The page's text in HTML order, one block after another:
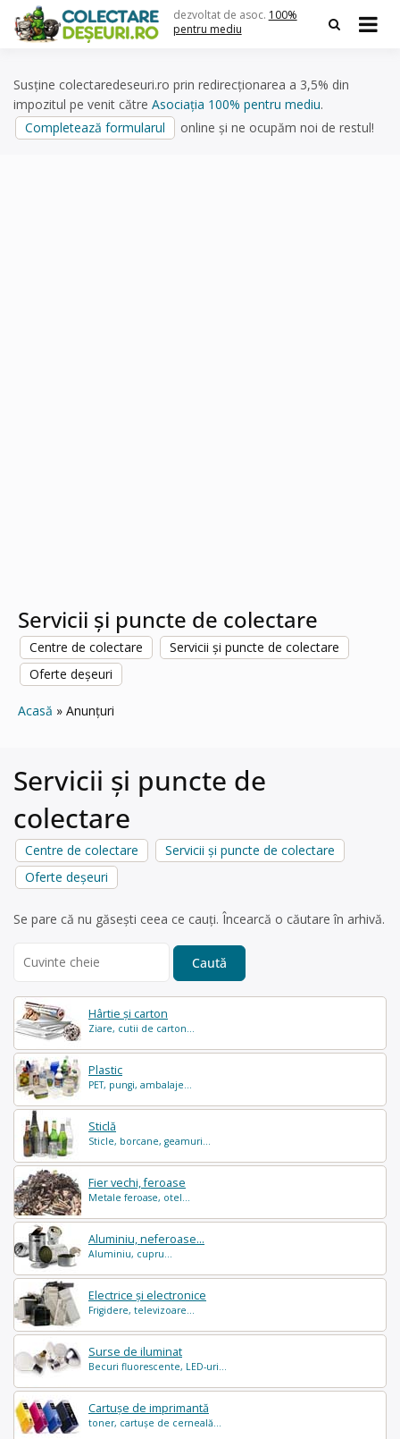
content
dezvoltat de asoc. 100%
pentru mediu
Susține colectaredeseuri.ro prin redirecționarea a 3,5% din
impozitul pe venit către Asociația 100% pentru mediu.
Completează formularul
online și ne ocupăm noi de restul!
Servicii și puncte de colectare
Centre de colectare
Servicii și puncte de colectare
Oferte deșeuri
Acasă Anunțuri
Hârtie și carton
Ziare, cutii de carton...
Plastic
PET, pungi, ambalaje...
Sticlă
Sticle, borcane, geamuri...
Fier vechi, feroase
Metale feroase, otel...
Aluminiu, neferoase...
Aluminiu, cupru...
Electrice și electronice
Frigidere, televizoare...
Surse de iluminat
Becuri fluorescente, LED-uri...
Cartușe de imprimantă
toner, cartușe de cerneală...
Servicii și puncte de
colectare
Centre de colectare
Servicii și puncte de colectare
Oferte deșeuri
Se pare că nu găsești ceea ce cauți. Încearcă o căutare în arhivă.
for: